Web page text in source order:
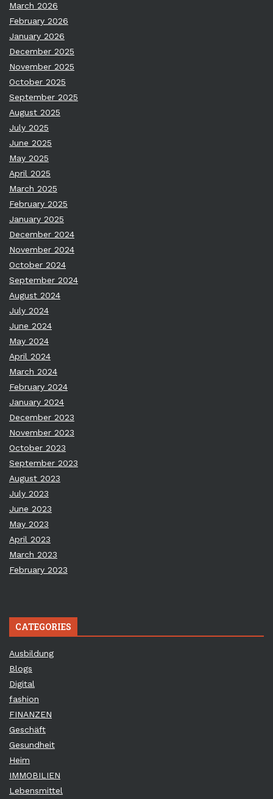
March 2026
February 2026
January 2026
December 2025
November 2025
October 2025
September 2025
August 2025
July 2025
June 2025
May 2025
April 2025
March 2025
February 2025
January 2025
December 2024
November 2024
October 2024
September 2024
August 2024
July 2024
June 2024
May 2024
April 2024
March 2024
February 2024
January 2024
December 2023
November 2023
October 2023
September 2023
August 2023
July 2023
June 2023
May 2023
April 2023
March 2023
February 2023
CATEGORIES
Ausbildung
Blogs
Digital
fashion
FINANZEN
Geschäft
Gesundheit
Heim
IMMOBILIEN
Lebensmittel